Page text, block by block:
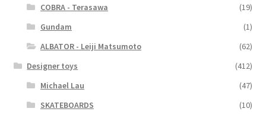
COBRA - Terasawa
(19)
Gundam
(1)
ALBATOR - Leiji Matsumoto
(62)
Designer toys
(412)
Michael Lau
(47)
SKATEBOARDS
(10)